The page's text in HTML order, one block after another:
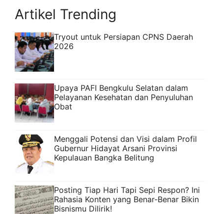
Artikel Trending
Tryout untuk Persiapan CPNS Daerah
2026
Upaya PAFI Bengkulu Selatan dalam
Pelayanan Kesehatan dan Penyuluhan
Obat
Menggali Potensi dan Visi dalam Profil
Gubernur Hidayat Arsani Provinsi
Kepulauan Bangka Belitung
Posting Tiap Hari Tapi Sepi Respon? Ini
Rahasia Konten yang Benar-Benar Bikin
Bisnismu Dilirik!